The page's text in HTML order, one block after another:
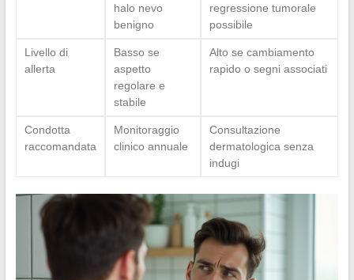
halo nevo
benigno
regressione tumorale
possibile
Livello di
allerta
Basso se
aspetto
regolare e
stabile
Alto se cambiamento
rapido o segni associati
Condotta
raccomandata
Monitoraggio
clinico annuale
Consultazione
dermatologica senza
indugi